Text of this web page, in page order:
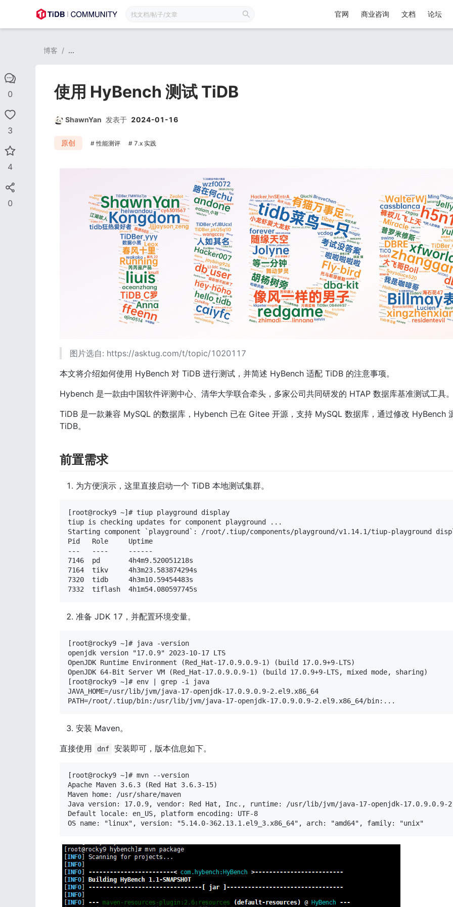
官网 商业咨询 文档 论坛
0
3
4
0
博客 / ...
使用 HyBench 测试 TiDB
ShawnYan 发表于 2024-01-16
原创 性能测评 7.x 实践
图片选自: https://asktug.com/t/topic/1020117
本文将介绍如何使用 HyBench 对 TiDB 进行测试，并简述 HyBench 适配 TiDB 的注意事项。
Hybench 是一款由中国软件评测中心、清华大学联合牵头，多家公司共同研发的 HTAP 数据库基准测试工具
TiDB 是一款兼容 MySQL 的数据库，Hybench 已在 Gitee 开源，支持 MySQL 数据库，通过修改 HyBench
TiDB。
前置需求
为方便演示，这里直接启动一个 TiDB 本地测试集群。
[root@rocky9 ~]# tiup playground display
tiup is checking updates for component playground ...
Starting component `playground`: /root/.tiup/components/playground/v1.14.1/tiup-playground
Pid   Role     Uptime
---   ----     ------
7146  pd       4h4m9.520051218s
7164  tikv     4h3m23.583874294s
7320  tidb     4h3m10.59454483s
7332  tiflash  4h1m54.080597745s
准备 JDK 17，并配置环境变量。
[root@rocky9 ~]# java -version
openjdk version "17.0.9" 2023-10-17 LTS
OpenJDK Runtime Environment (Red_Hat-17.0.9.0.9-1) (build 17.0.9+9-LTS)
OpenJDK 64-Bit Server VM (Red_Hat-17.0.9.0.9-1) (build 17.0.9+9-LTS, mixed mode, sharing)
[root@rocky9 ~]# env | grep -i java
JAVA_HOME=/usr/lib/jvm/java-17-openjdk-17.0.9.0.9-2.el9.x86_64
PATH=/root/.tiup/bin:/usr/lib/jvm/java-17-openjdk-17.0.9.0.9-2.el9.x86_64/bin:...
安装 Maven。
直接使用
dnf 安装即可，版本信息如下。
[root@rocky9 ~]# mvn --version
Apache Maven 3.6.3 (Red Hat 3.6.3-15)
Maven home: /usr/share/maven
Java version: 17.0.9, vendor: Red Hat, Inc., runtime: /usr/lib/jvm/java-17-openjdk-17.0.9.0.9-
Default locale: en_US, platform encoding: UTF-8
OS name: "linux", version: "5.14.0-362.13.1.el9_3.x86_64", arch: "amd64", family: "unix"